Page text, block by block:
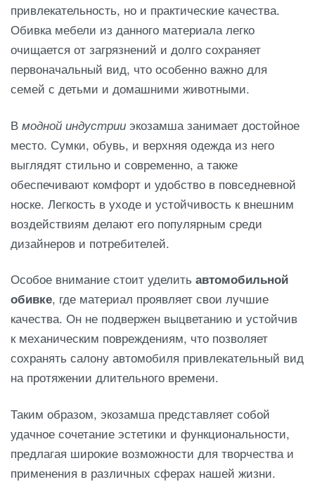
привлекательность, но и практические качества.
Обивка мебели из данного материала легко
очищается от загрязнений и долго сохраняет
первоначальный вид, что особенно важно для
семей с детьми и домашними животными.
В модной индустрии экозамша занимает достойное
место. Сумки, обувь, и верхняя одежда из него
выглядят стильно и современно, а также
обеспечивают комфорт и удобство в повседневной
носке. Легкость в уходе и устойчивость к внешним
воздействиям делают его популярным среди
дизайнеров и потребителей.
Особое внимание стоит уделить автомобильной
обивке, где материал проявляет свои лучшие
качества. Он не подвержен выцветанию и устойчив
к механическим повреждениям, что позволяет
сохранять салону автомобиля привлекательный вид
на протяжении длительного времени.
Таким образом, экозамша представляет собой
удачное сочетание эстетики и функциональности,
предлагая широкие возможности для творчества и
применения в различных сферах нашей жизни.